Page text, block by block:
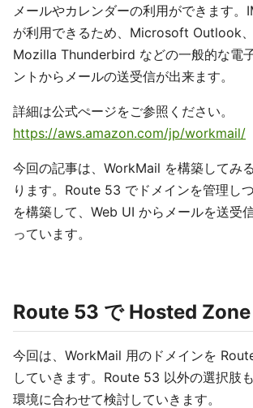
メールやカレンダーの利用ができます。
が利用できるため、Microsoft Outlook
Mozilla Thunderbird などの一般的な電
ントからメールの送受信が出来ます。
詳細は公式ぺージをご参照ください。
https://aws.amazon.com/jp/workmail/
今回の記事は、WorkMail を構築してみ
ります。Route 53 でドメインを管理し
を構築して、Web UI からメールを送受
っています。
Route 53 で Hosted Zone
今回は、WorkMail 用のドメインを
していきます。Route 53 以外の選択肢
環境に合わせて検討していきます。